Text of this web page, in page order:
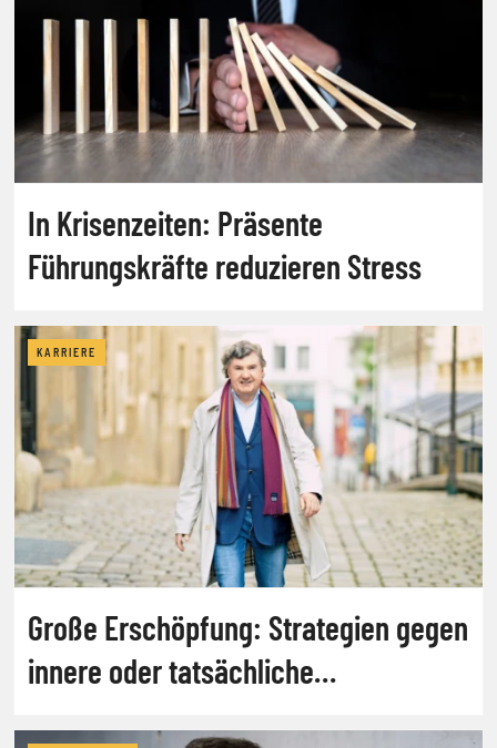
In Krisenzeiten: Präsente
Führungskräfte reduzieren Stress
KARRIERE
Große Erschöpfung: Strategien gegen
innere oder tatsächliche